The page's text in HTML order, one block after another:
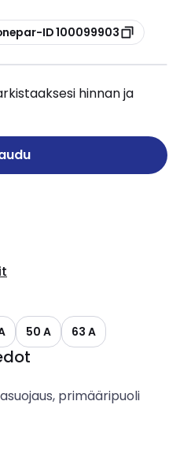
ID 100099903
hinnan ja
50 A 63 A
primääripuoli